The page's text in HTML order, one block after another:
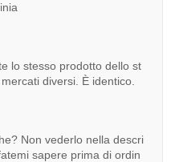
lo stesso prodotto dello st
diversi. È identico.
Non vederlo nella descri
sapere prima di ordin